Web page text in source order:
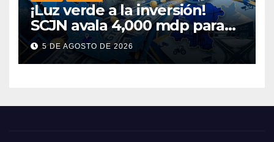
¡Luz verde a la inversión!
SCJN avala 4,000 mdp para
Guanajuato: ¿en qué se usará
este dinero?
5 DE AGOSTO DE 2026